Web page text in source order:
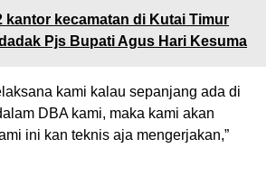
kantor kecamatan di Kutai Timur
Pjs Bupati Agus Hari Kesuma
kami kalau sepanjang ada di
DBA kami, maka kami akan
ini kan teknis aja mengerjakan,”